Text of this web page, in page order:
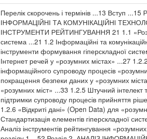
Перелік скорочень і термінів ...13 Вступ
ІНФОРМАЦІЙНІ ТА КОМУНІКАЦІЙНІ
ІНСТРУМЕНТИ РЕЙТИНГУВАННЯ 21 1.1
система ...21 1.2 Інформаційні та
інструменти формування гіперскладної
Інтернет речей у «розумних містах» ...27
інформаційного супроводу процесів
покращення безпеки даних у «розумних
«розумних міст» ...33 1.2.5 Штучний
підтримки супроводу процесів прийняття
1.2.6 «Відкриті дані» (Open Data) для
Стандартизація елементів гіперскладної
Аналіз інструментів рейтингування